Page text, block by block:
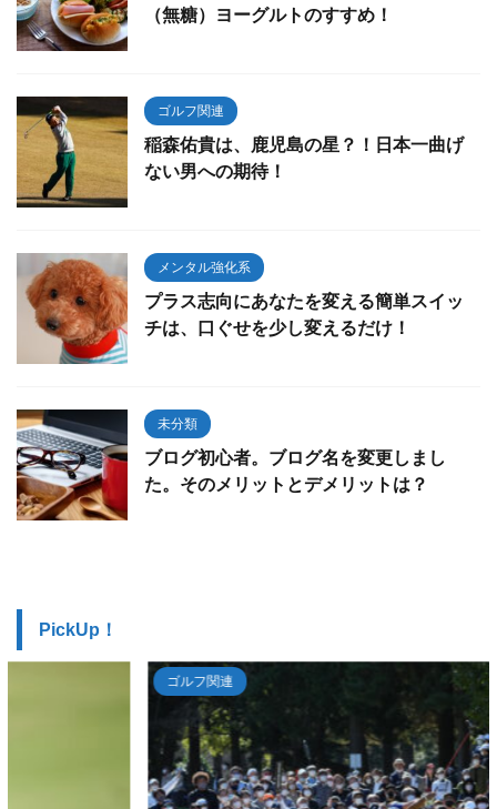
（無糖）ヨーグルトのすすめ！
ゴルフ関連
稲森佑貴は、鹿児島の星？！日本一曲げ
ない男への期待！
メンタル強化系
プラス志向にあなたを変える簡単スイッ
チは、口ぐせを少し変えるだけ！
未分類
ブログ初心者。ブログ名を変更しまし
た。そのメリットとデメリットは？
PickUp！